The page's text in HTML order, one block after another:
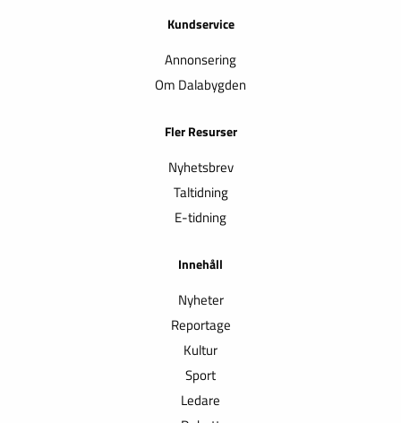
Kundservice
Annonsering
Om Dalabygden
Fler Resurser
Nyhetsbrev
Taltidning
E-tidning
Innehåll
Nyheter
Reportage
Kultur
Sport
Ledare